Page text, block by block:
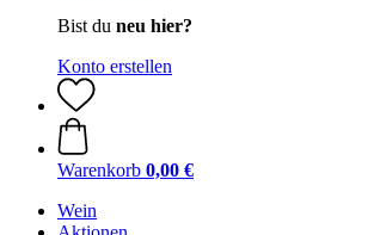
Bist du neu hier?
Konto erstellen
Warenkorb 0,00 €
Wein